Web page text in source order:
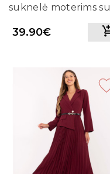
suknelė moterims su
39.90€